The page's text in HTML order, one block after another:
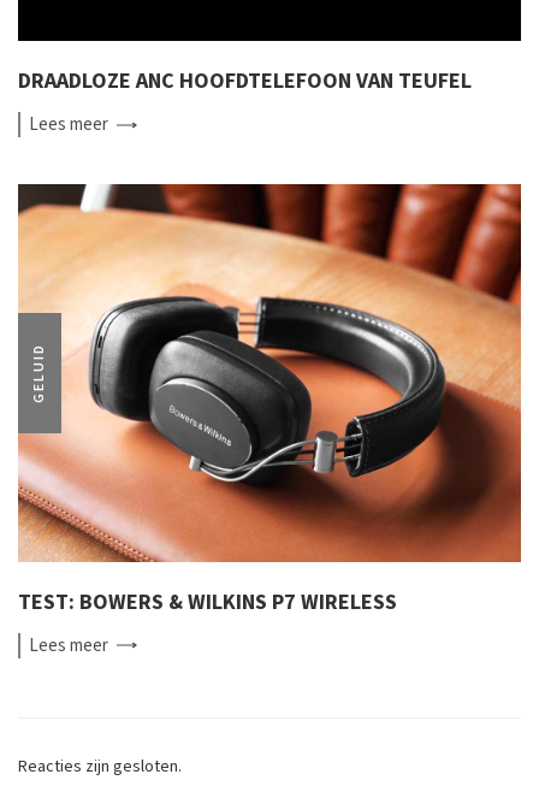
DRAADLOZE ANC HOOFDTELEFOON VAN TEUFEL
Leesmeer
GELUID
TEST: BOWERS & WILKINS P7 WIRELESS
Leesmeer
Reacties zijn gesloten.